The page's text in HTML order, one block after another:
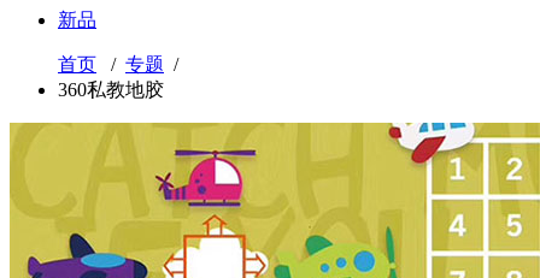
新品
首页 / 专题 /
360私教地胶